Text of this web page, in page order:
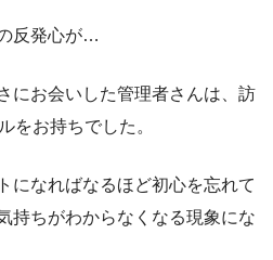
反発心が…
にお会いした管理者さんは、訪
をお持ちでした。
になればなるほど初心を忘れて
持ちがわからなくなる現象にな